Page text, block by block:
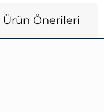
Ürün Önerileri